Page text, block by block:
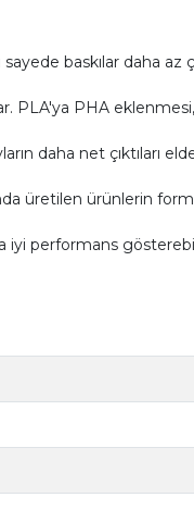
sayede baskılar daha az
PLA'ya PHA eklenmesi,
daha net çıktıları
üretilen ürünlerin
iyi performans